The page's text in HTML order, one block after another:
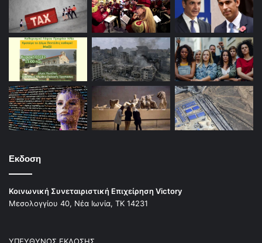
Εκδοση
Κοινωνική Συνεταιριστική Επιχείρηση Victory
Μεσολογγίου 40, Νέα Ιωνία, ΤΚ 14231